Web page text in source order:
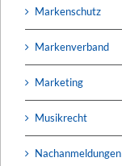
Markenschutz
Markenverband
Marketing
Musikrecht
Nachanmeldungen